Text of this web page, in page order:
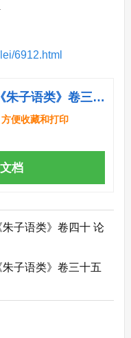
6912.html
《[《朱子语类》卷九十三]《朱子语类》卷三十八 论语二十.doc》
便收藏和打印
档
朱子语类》卷四十 论
朱子语类》卷三十五